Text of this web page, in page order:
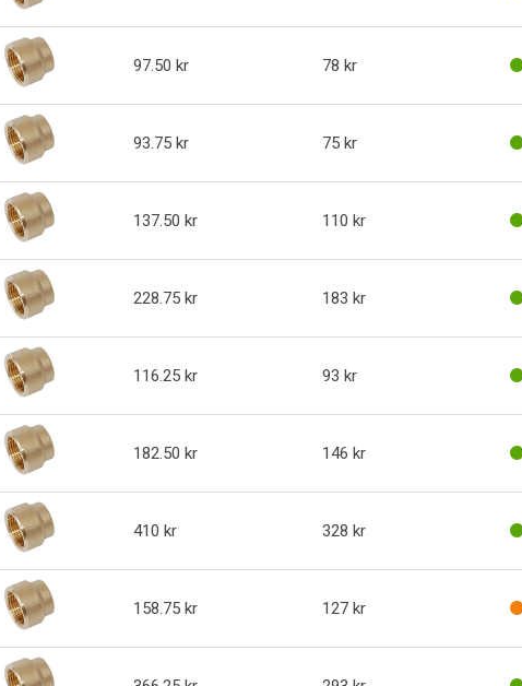
97.50 78
93.75 75
137.50 110
228.75 183
116.25 93
182.50 146
410 328
158.75 127